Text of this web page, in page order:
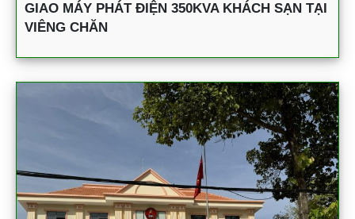
GIAO MÁY PHÁT ĐIỆN 350KVA KHÁCH SẠN TẠI
VIÊNG CHĂN